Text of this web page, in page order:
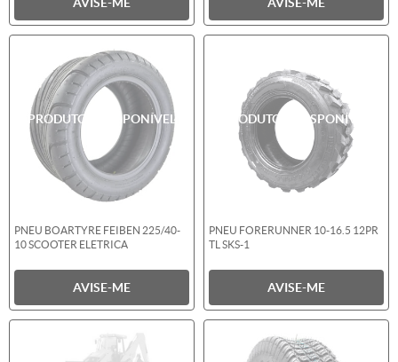
PNEU BOARTYRE FEIBEN 225/40-
10 SCOOTER ELETRICA
AVISE-ME
PNEU FORERUNNER 10-16.5 12PR
TL SKS-1
AVISE-ME